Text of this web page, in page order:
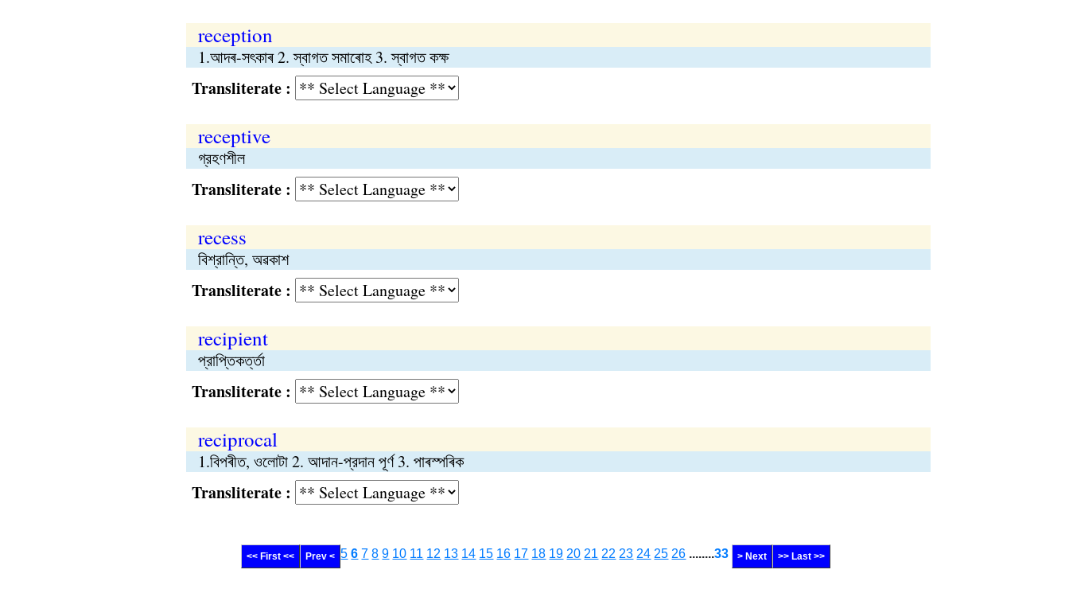
reception
1.আদৰ-সৎকাৰ 2. স্বাগত সমাৰোহ 3. স্বাগত কক্ষ
Transliterate :
receptive
গ্রহণশীল
Transliterate :
recess
বিশ্রান্তি, অৱকাশ
Transliterate :
recipient
প্রাপ্তিকর্ত্তা
Transliterate :
reciprocal
1.বিপৰীত, ওলোটা 2. আদান-প্রদান পূর্ণ 3. পাৰস্পৰিক
Transliterate :
<< First << Prev < 5 6 7 8 9 10 11 12 13 14 15 16 17 18 19 20 21 22 23 24 25 26 ........33 > Next >> Last >>